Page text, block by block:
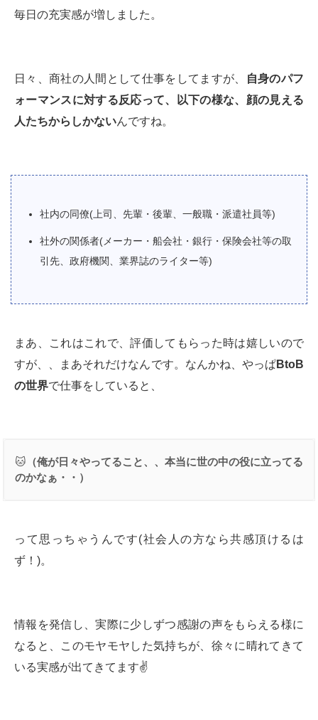
毎日の充実感が増しました。
日々、商社の人間として仕事をしてますが、
自身のパフ
ォーマンスに対する反応って、以下の様な、顔の見える
人たちからしかないんですね。
社内の同僚(上司、先輩・後輩、一般職・派遣社員等)
社外の関係者(メーカー・船会社・銀行・保険会社等の取
引先、政府機関、業界誌のライター等)
まあ、これはこれで、評価してもらった時は嬉しいので
すが、、まあそれだけなんです。なんかね、やっぱBtoB
の世界で仕事をしていると、
🐱 （俺が日々やってること、、本当に世の中の役に立ってる
のかなぁ・・）
って思っちゃうんです(社会人の方なら共感頂けるは
ず！)。
情報を発信し、実際に少しずつ感謝の声をもらえる様に
なると、このモヤモヤした気持ちが、徐々に晴れてきて
いる実感が出てきてます✌️